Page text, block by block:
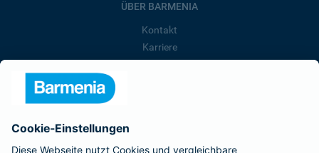
ÜBER BARMENIA
Kontakt
Karriere
Barmenia ist Teil der BarmeniaGothaer